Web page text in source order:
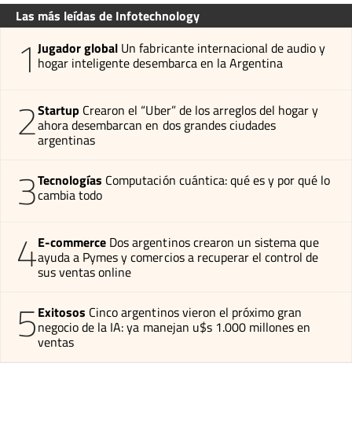
Las más leídas de Infotechnology
1 Jugador global Un fabricante internacional de audio y
hogar inteligente desembarca en la Argentina
2Startup Crearon el “Uber” de los arreglos del hogar y
ahora desembarcan en dos grandes ciudades
argentinas
3Tecnologías Computación cuántica: qué es y por qué lo
cambia todo
4E-commerce Dos argentinos crearon un sistema que
ayuda a Pymes y comercios a recuperar el control de
sus ventas online
5Exitosos Cinco argentinos vieron el próximo gran
negocio de la IA: ya manejan u$s 1.000 millones en
ventas